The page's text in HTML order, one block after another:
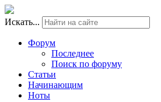
Искать...
Форум
Последнее
Поиск по форуму
Статьи
Начинающим
Ноты